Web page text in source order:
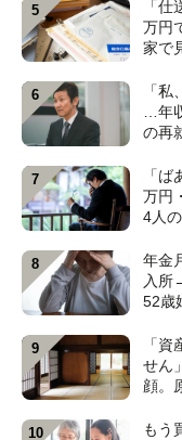
「
万円
家で
「
…年
の再
【
「
万円
4人
年金
入所
52歳
「
せん
顔。
もう